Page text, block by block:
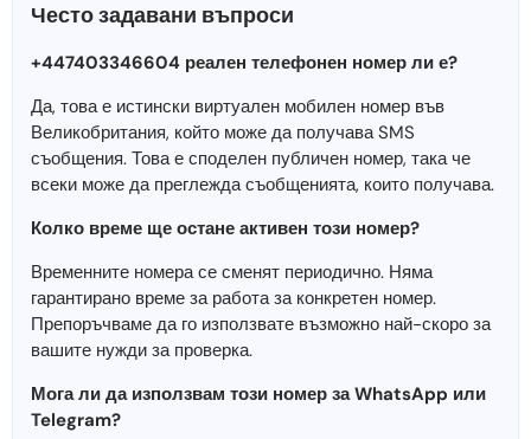
Често задавани въпроси
+447403346604 реален телефонен номер ли е?
Да, това е истински виртуален мобилен номер във
Великобритания, който може да получава SMS
съобщения. Това е споделен публичен номер, така че
всеки може да преглежда съобщенията, които получава.
Колко време ще остане активен този номер?
Временните номера се сменят периодично. Няма
гарантирано време за работа за конкретен номер.
Препоръчваме да го използвате възможно най-скоро за
вашите нужди за проверка.
Мога ли да използвам този номер за WhatsApp или
Telegram?